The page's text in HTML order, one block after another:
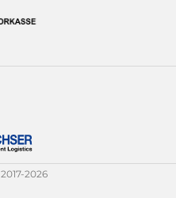
2017-2026